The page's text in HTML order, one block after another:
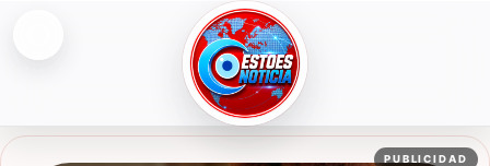
ESTOESNOTICIA|NOTICIAS
PUBLICIDAD